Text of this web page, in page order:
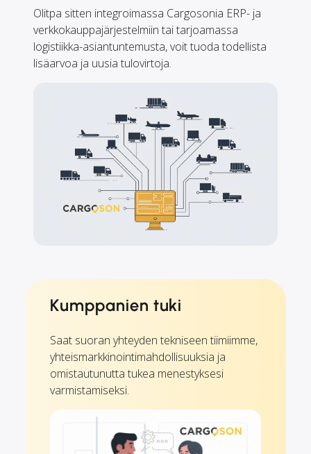
Olitpa sitten integroimassa Cargosonia ERP- ja
verkkokauppajärjestelmiin tai tarjoamassa
logistiikka-asiantuntemusta, voit tuoda todellista
lisäarvoa ja uusia tulovirtoja.
Kumppanien tuki
Saat suoran yhteyden tekniseen tiimiimme,
yhteismarkkinointimahdollisuuksia ja
omistautunutta tukea menestyksesi
varmistamiseksi.